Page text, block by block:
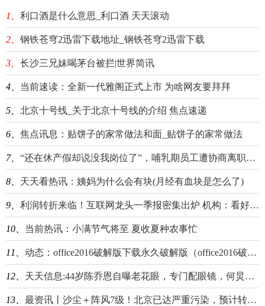
1、 利口酒是什么意思_利口酒 天天滚动
2、 钢铁苍穹2迅雷下载地址_钢铁苍穹2迅雷下载
3、 长沙三兄妹喝茅台被拦|世界简讯
4、 当前速读：全新一代雅阁正式上市 为啥网友要拜拜
5、 北京十号线_关于北京十号线的介绍 焦点速递
6、 焦点讯息：贴饼子的家常做法和面_贴饼子的家常做法
7、 “还在休产假却说没我岗位了”，哺乳期员工遭协商离职：本来裁不到你头上|当前观察
8、 天天看热讯：姨妈为什么会有块(月经有血块是怎么了)
9、 利润转折来临！互联网龙头一季报密集出炉 机构：看好港股配置价值
10、 当前热讯：小满节气将至 夏收夏种农事忙
11、 动态：office2016破解版下载永久破解版（office2016破解版）
12、 天天信息:44岁陈乔恩自曝老花眼，专门配眼镜，何炅感慨有点早，万茜一脸懵
13、 最资讯丨沙尘＋阵风7级！北京已达严重污染，预计转好时间——